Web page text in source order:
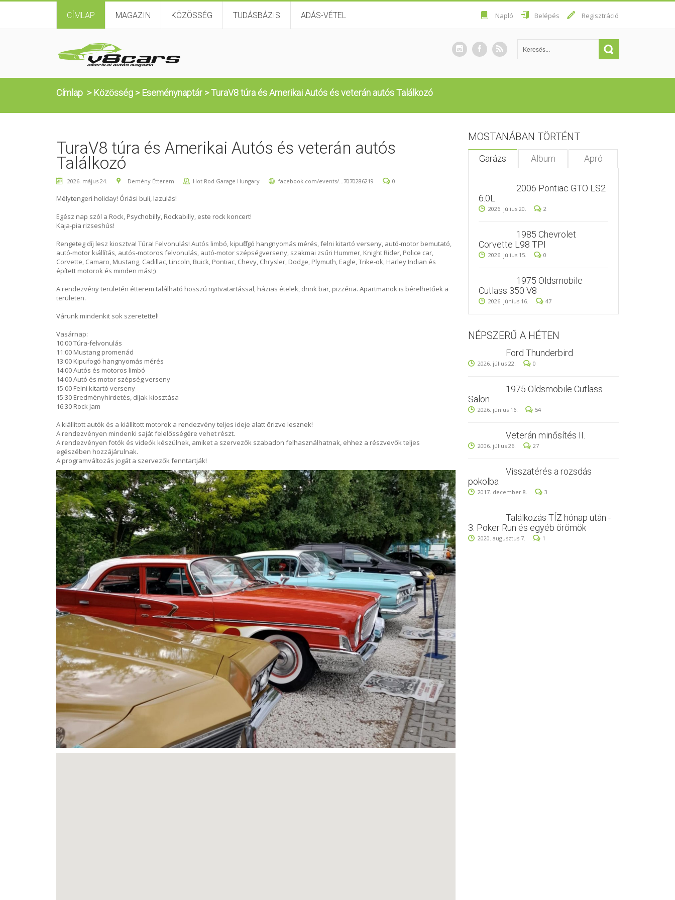
CÍMLAP MAGAZIN KÖZÖSSÉG TUDÁSBÁZIS ADÁS-VÉTEL Napló Belépés Regisztráció
Címlap > Közösség > Eseménynaptár >TuraV8 túra és Amerikai Autós és veterán autós Találkozó
TuraV8 túra és Amerikai Autós és veterán autós
Találkozó
2026. május 24. Demény Étterem Hot Rod Garage Hungary facebook.com/events/...7070286219 0
Mélytengeri holiday! Óriási buli, lazulás!
Egész nap szól a Rock, Psychobilly, Rockabilly, este rock koncert!
Kaja-pia rizseshús!
Rengeteg díj lesz kiosztva! Túra! Felvonulás! Autós limbó, kipuffogó hangnyomás mérés, felni kitartó verseny, autó-motor bemutató,
autó-motor kiállítás, autós-motoros felvonulás, autó-motor szépségverseny, szakmai zsűri Hummer, Knight Rider, Police car,
Corvette, Camaro, Mustang, Cadillac, Lincoln, Buick, Pontiac, Chevy, Chrysler, Dodge, Plymuth, Eagle, Trike-ok, Harley Indian és
épített motorok és minden más!;)
A rendezvény területén étterem található hosszú nyitvatartással, házias ételek, drink bar, pizzéria. Apartmanok is bérelhetőek a
területen.
Várunk mindenkit sok szeretettel!
Vasárnap:
10:00 Túra-felvonulás
11:00 Mustang promenád
13:00 Kipufogó hangnyomás mérés
14:00 Autós és motoros limbó
14:00 Autó és motor szépség verseny
15:00 Felni kitartó verseny
15:30 Eredményhirdetés, díjak kiosztása
16:30 Rock Jam
A kiállított autók és a kiállított motorok a rendezvény teljes ideje alatt őrizve lesznek!
A rendezvényen mindenki saját felelősségére vehet részt.
A rendezvényen fotók és videók készülnek, amiket a szervezők szabadon felhasználhatnak, ehhez a részvevők teljes
egészében hozzájárulnak.
A programváltozás jogát a szervezők fenntartják!
MOSTANÁBAN TÖRTÉNT
Garázs Album Apró
2006 Pontiac GTO LS2
6.0L
2026. július 20. 2
1985 Chevrolet
Corvette L98 TPI
2026. július 15. 0
1975 Oldsmobile
Cutlass 350 V8
2026. június 16. 47
NÉPSZERŰ A HÉTEN
Ford Thunderbird
2026. július 22. 0
1975 Oldsmobile Cutlass
Salon
2026. június 16. 54
Veterán minősítés II.
2006. július 26. 27
Visszatérés a rozsdás
pokolba
2017. december 8. 3
Találkozás TÍZ hónap után -
3. Poker Run és egyéb örömök
2020. augusztus 7. 1